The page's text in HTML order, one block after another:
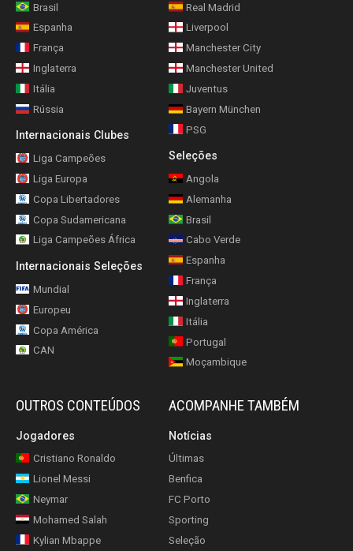
Brasil
Espanha
França
Inglaterra
Itália
Rússia
Internacionais Clubes
Liga Campeões
Liga Europa
Copa Libertadores
Copa Sudamericana
Liga Campeões África
Internacionais Seleções
Mundial
Europeu
Copa América
CAN
Real Madrid
Liverpool
Manchester City
Manchester United
Juventus
Bayern München
PSG
Seleções
Angola
Alemanha
Brasil
Cabo Verde
Espanha
França
Inglaterra
Itália
Portugal
Moçambique
OUTROS CONTEÚDOS
Jogadores
Cristiano Ronaldo
Lionel Messi
Neymar
Mohamed Salah
Kylian Mbappe
ACOMPANHE TAMBÉM
Notícias
Últimas
Benfica
FC Porto
Sporting
Seleção